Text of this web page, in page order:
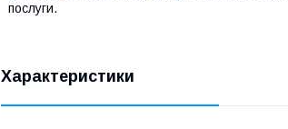
послуги.
Характеристики